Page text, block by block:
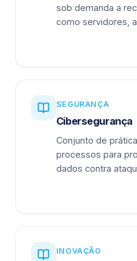
sob demanda a
como servidores,
SEGURANÇA
Cibersegurança
Conjunto de
processos para
dados contra
INOVAÇÃO